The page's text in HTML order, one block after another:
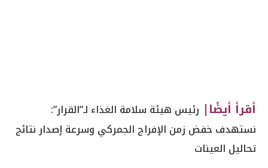
أقرأ أيضًا| رئيس هيئة سلامة الغذاء لـ”القرار”:
نستهدف خفض زمن الإفراج الجمركي وسرعة إصدار نتائج
تحاليل العينات